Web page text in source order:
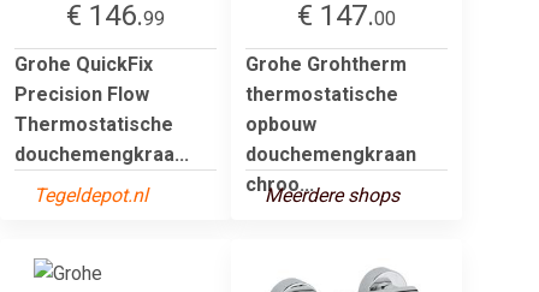
€ 146.99
Grohe QuickFix
Precision Flow
Thermostatische
douchemengkraa...
Tegeldepot.nl
€ 147.00
Grohe Grohtherm
thermostatische
opbouw
douchemengkraan
chroo...
Meerdere shops